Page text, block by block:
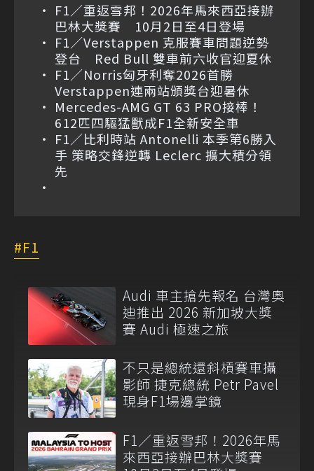
F1／重返雪邦！2026年馬來西亞接辦
巴林大獎賽 10月2日至4日登場
F1／Verstappen 克服賽車問題逆勢
登台 Red Bull 雙車前六收官迎夏休
F1／Norris匈牙利奪2026首勝
Verstappen連兩站頒獎台迎暑休
Mercedes-AMG GT 63 PRO接棒！
612匹四驅猛獸成F1全新安全車
F1／比利時站 Antonelli 本季第6勝入
手 策略交鋒逆轉 Leclerc 擴大積分領
先
F1
Audi 車主搶先報名 台灣奧
迪推出 2026 新加坡大獎
賽 Audi 極速之旅
不只是總統還斜槓賽車攝
影師 捷克總統 Petr Pavel
現身F1場邊掌鏡
F1／重返雪邦！2026年馬
來西亞接辦巴林大獎賽